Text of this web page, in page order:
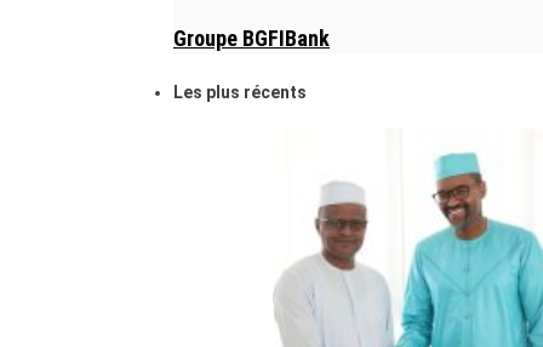
Groupe BGFIBank
Les plus récents